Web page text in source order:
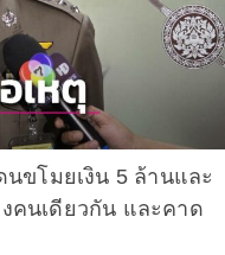
ขโมยเงิน 5 ล้านและ
คนเดียวกัน และคาด